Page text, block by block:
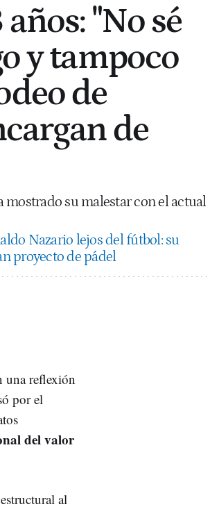
"No sé
y tampoco
de
de
mostrado su malestar con el actual
Nazario lejos del fútbol: su
proyecto de pádel
una reflexión
por el
del valor
al